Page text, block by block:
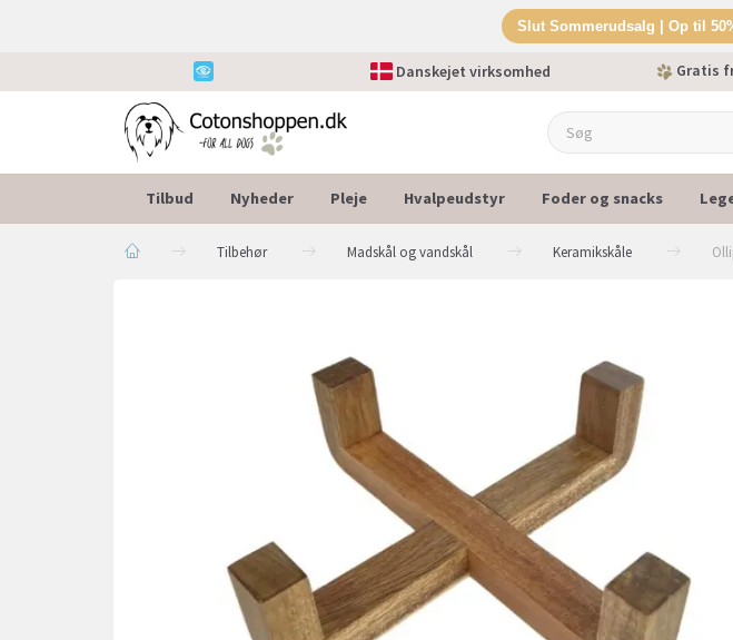
Slut Sommerudsalg | Op til
Danskejet virksomhed Gratis
Tilbud Nyheder Pleje Hvalpeudstyr Foder og snacks
Tilbehør Madskål og vandskål Keramikskåle